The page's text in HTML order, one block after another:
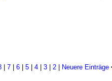
7 6 5 4 3 2 Neuere Einträge